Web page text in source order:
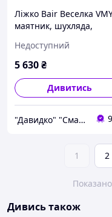
Ліжко Bair Веселка
маятник, шухляда,
Недоступний
5 630₴
Дивитись
"Давидко" "Смак кави"
1 2
Дивись також